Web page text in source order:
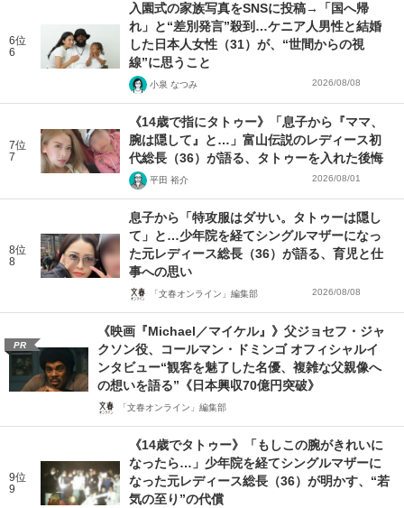
6位
6
入園式の家族写真をSNSに投稿→「国へ帰
れ」と“差別発言”殺到…ケニア人男性と結婚
した日本人女性（31）が、“世間からの視
線”に思うこと
小泉 なつみ 2026/08/08
7位
7
《14歳で指にタトゥー》「息子から『ママ、
腕は隠して』と…」富山伝説のレディース初
代総長（36）が語る、タトゥーを入れた後悔
平田 裕介 2026/08/01
8位
8
息子から「特攻服はダサい。タトゥーは隠し
て」と…少年院を経てシングルマザーになっ
た元レディース総長（36）が語る、育児と仕
事への思い
「文春オンライン」編集部 2026/08/08
PR
《映画『Michael／マイケル』》父ジョセフ・ジャ
クソン役、コールマン・ドミンゴ オフィシャルイ
ンタビュー“観客を魅了した名優、複雑な父親像へ
の想いを語る”《日本興収70億円突破》
「文春オンライン」編集部
9位
9
《14歳でタトゥー》「もしこの腕がきれいに
なったら…」少年院を経てシングルマザーに
なった元レディース総長（36）が明かす、“若
気の至り”の代償